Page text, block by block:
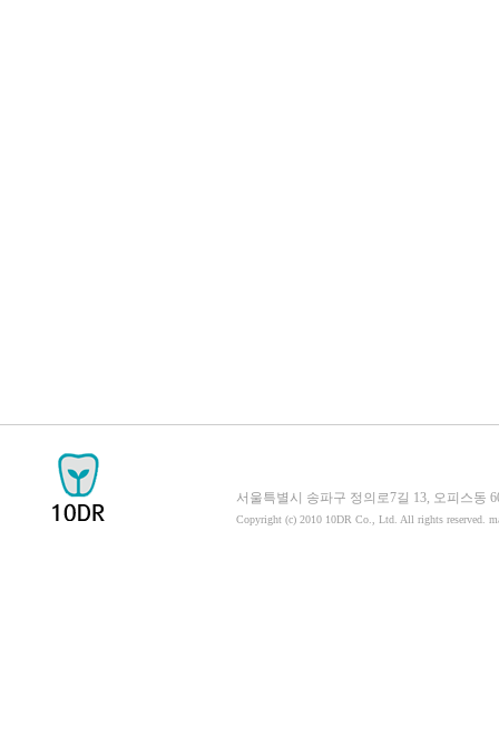
서울특별시 송파구 정의로7길 13, 오피스동
Copyright (c) 2010 10DR Co., Ltd. All rights reserved.